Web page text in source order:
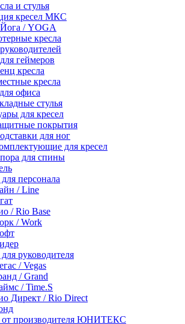
и стулья
кресел МКС
/ YOGA
кресла
геймеров
кресла
кресла
офиса
стулья
для кресел
покрытия
для ног
для кресел
для спины
персонала
/ Line
/ Rio Base
/ Work
руководителя
/ Vegas
/ Grand
/ Time.S
Директ / Rio Direct
от производителя ЮНИТЕКС